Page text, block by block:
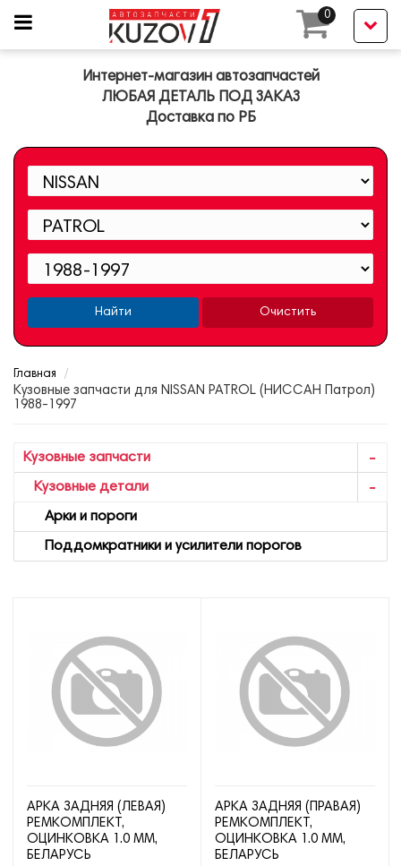
0
Интернет-магазин автозапчастей
ЛЮБАЯ ДЕТАЛЬ ПОД ЗАКАЗ
Доставка по РБ
Найти Очистить
Главная
Кузовные запчасти для NISSAN PATROL (НИССАН Патрол)
1988-1997
Кузовные запчасти
Кузовные детали
Арки и пороги
Поддомкратники и усилители порогов
АРКА ЗАДНЯЯ (ЛЕВАЯ)
РЕМКОМПЛЕКТ,
ОЦИНКОВКА 1.0 ММ,
БЕЛАРУСЬ
АРКА ЗАДНЯЯ (ПРАВАЯ)
РЕМКОМПЛЕКТ,
ОЦИНКОВКА 1.0 ММ,
БЕЛАРУСЬ